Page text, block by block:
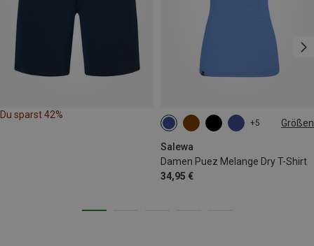
Du sparst 42%
+5 Größen
Salewa
Damen Puez Melange Dry T-Shirt
34,95 €
XS S M